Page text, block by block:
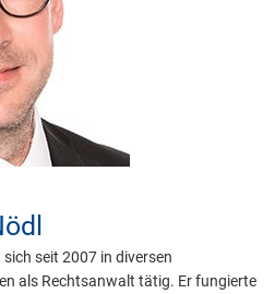
seit 2007 in diversen
als Rechtsanwalt tätig. Er fungierte